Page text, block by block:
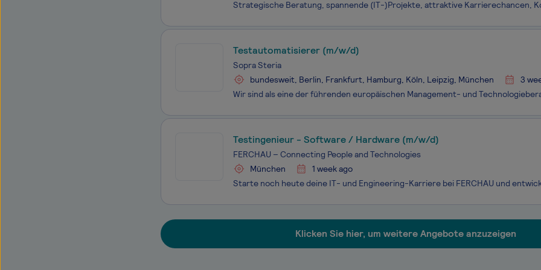
Testautomatisierer (m/w/d)
Sopra Steria
bundesweit, Berlin, Frankfurt, Hamburg, Köln, Leipzig, München
3
Testingenieur - Software / Hardware (m/w/d)
FERCHAU – Connecting People and Technologies
München
1 week ago
Klicken Sie hier, um weitere Angebote anzuzeigen